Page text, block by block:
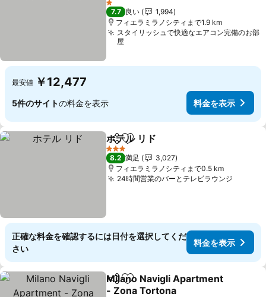
1 ホテルのランク
7.7 良い
1,994
フィエラミラノシティまで1.9 km
スタイリッシュで快適なエアコン完備のお部
屋
最安値 ￥12,477
5件のサイトの料金を表示 料金を表示
シェアお気に入りに追加
ホテル リド
3 ホテルのランク
8.2 満足
3,027
フィエラミラノシティまで0.5 km
24時間営業のバーとテレビラウンジ
正確な料金を確認するには日付を選択してくだ
さい
料金を表示
シェアお気に入りに追加
Milano Navigli Apartment
- Zona Tortona